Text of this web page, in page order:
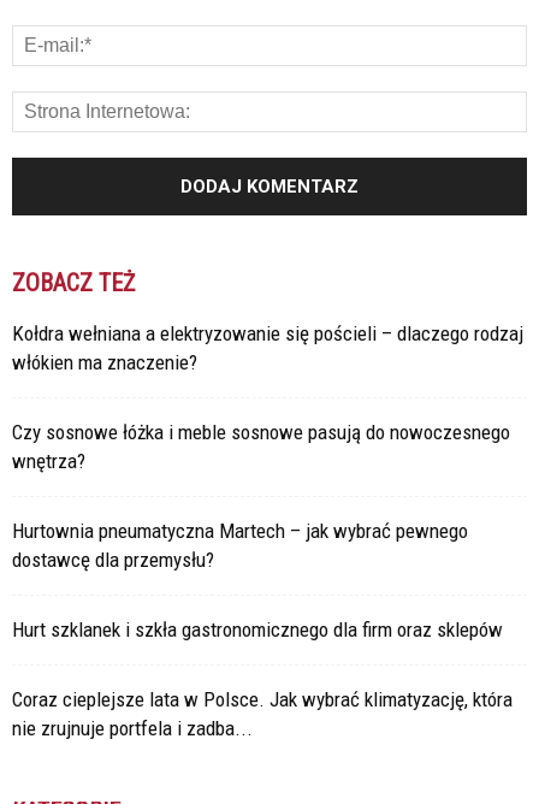
ZOBACZ TEŻ
Kołdra wełniana a elektryzowanie się pościeli – dlaczego rodzaj
włókien ma znaczenie?
Czy sosnowe łóżka i meble sosnowe pasują do nowoczesnego
wnętrza?
Hurtownia pneumatyczna Martech – jak wybrać pewnego
dostawcę dla przemysłu?
Hurt szklanek i szkła gastronomicznego dla firm oraz sklepów
Coraz cieplejsze lata w Polsce. Jak wybrać klimatyzację, która
nie zrujnuje portfela i zadba...